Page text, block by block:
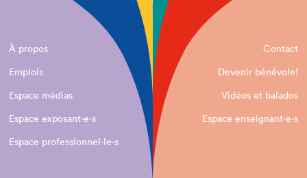
À propos
Contact
Emplois
Devenir bénévole!
Espace médias
Vidéos et balados
Espace exposant·e⋅s
Espace enseignant·e⋅s
Espace professionnel·le⋅s